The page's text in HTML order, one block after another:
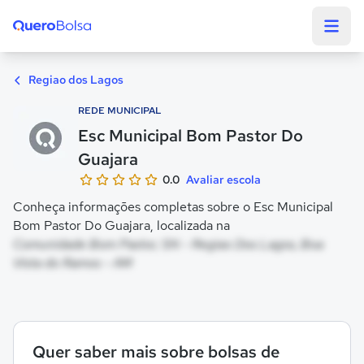
Regiao dos Lagos
REDE MUNICIPAL
Esc Municipal Bom Pastor Do
Guajara
0.0 Avaliar escola
Conheça informações completas sobre o Esc Municipal
Bom Pastor Do Guajara, localizada na
Comunidade Bom Pastor, SN - Regiao Dos Lagos, Boa
Vista do Ramos - AM
Quer saber mais sobre bolsas de